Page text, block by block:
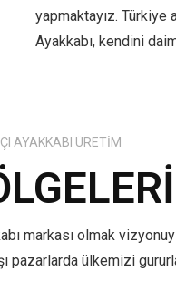
yapmaktayız. Türkiye
Ayakkabı, kendini
AYAKKABI ÜRETIM
markası olmak
pazarlarda ülkemizi